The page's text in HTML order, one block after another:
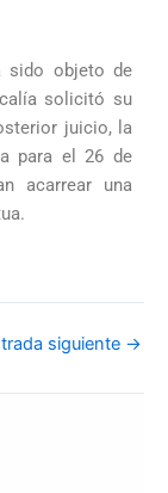
sido objeto de
solicitó su
juicio, la
para el 26 de
acarrear una
siguiente →